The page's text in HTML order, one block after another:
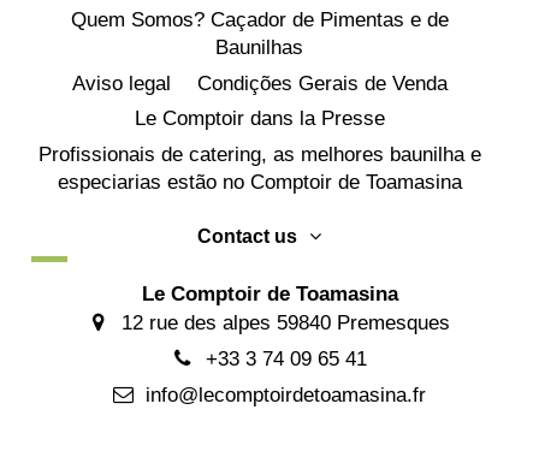
Quem Somos? Caçador de Pimentas e de
Baunilhas
Aviso legal
Condições Gerais de Venda
Le Comptoir dans la Presse
Profissionais de catering, as melhores baunilha e
especiarias estão no Comptoir de Toamasina
Contact us
Le Comptoir de Toamasina
12 rue des alpes 59840 Premesques
+33 3 74 09 65 41
info@lecomptoirdetoamasina.fr